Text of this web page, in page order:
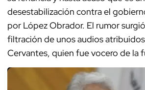
desestabilización contra el
por López Obrador. El rumor
filtración de unos audios
Cervantes, quien fue vocero de la